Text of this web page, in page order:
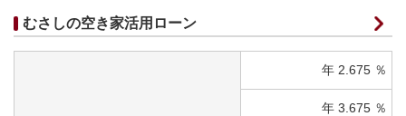
むさしの空き家活用ローン
年 2.675 ％
年 3.675 ％